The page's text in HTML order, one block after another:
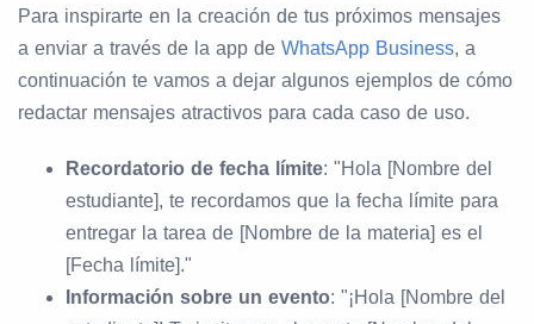
Para inspirarte en la creación de tus próximos mensajes
a enviar a través de la app de WhatsApp Business, a
continuación te vamos a dejar algunos ejemplos de cómo
redactar mensajes atractivos para cada caso de uso.
Recordatorio de fecha límite: "Hola [Nombre del
estudiante], te recordamos que la fecha límite para
entregar la tarea de [Nombre de la materia] es el
[Fecha límite]."
Información sobre un evento: "¡Hola [Nombre del